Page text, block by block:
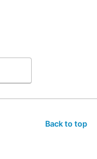
Back to top